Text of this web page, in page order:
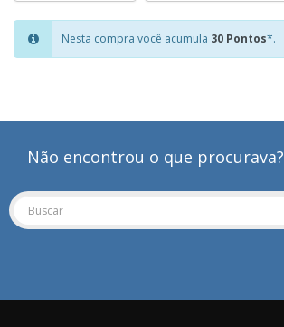
Nesta compra você acumula 30 Pontos*.
Não encontrou o que procurava?